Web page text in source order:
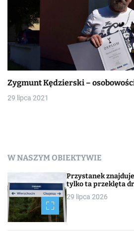
Zygmunt Kędzierski –
29 lipca 2021
W NASZYM OBIEKTYWIE
Przystanek
tylko ta przeklęta
29 lipca 2026